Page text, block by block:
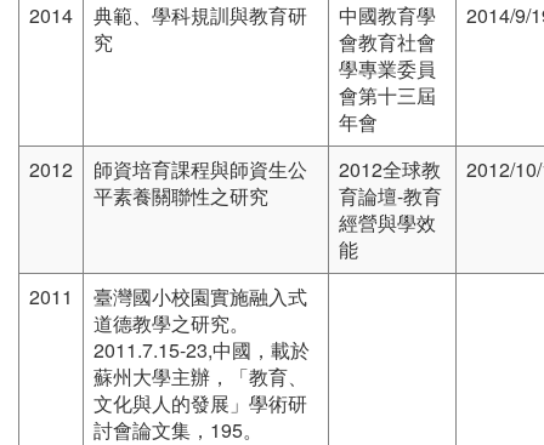
2014
典範、學科規訓與教育研
究
中國教育學
會教育社會
學專業委員
會第十三屆
年會
2014/9/
2012
師資培育課程與師資生公
平素養關聯性之研究
2012全球教
育論壇-教育
經營與學效
能
2012/
2011
臺灣國小校園實施融入式
道德教學之研究。
2011.7.15-23,中國，載於
蘇州大學主辦，「教育、
文化與人的發展」學術研
討會論文集，195。